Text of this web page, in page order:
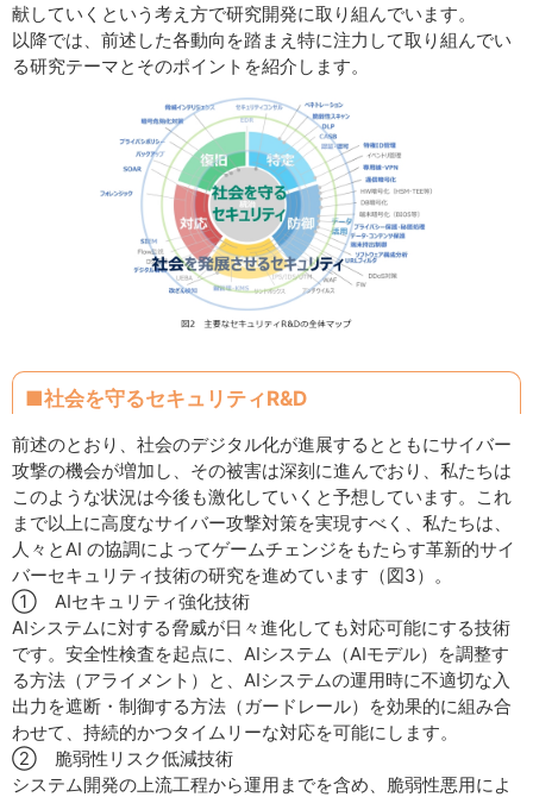
献していくという考え方で研究開発に取り組んでいます。
以降では、前述した各動向を踏まえ特に注力して取り組んでい
る研究テーマとそのポイントを紹介します。
■社会を守るセキュリティR&D
前述のとおり、社会のデジタル化が進展するとともにサイバー
攻撃の機会が増加し、その被害は深刻に進んでおり、私たちは
このような状況は今後も激化していくと予想しています。これ
まで以上に高度なサイバー攻撃対策を実現すべく、私たちは、
人々とAI の協調によってゲームチェンジをもたらす革新的サイ
バーセキュリティ技術の研究を進めています（図3）。
① AIセキュリティ強化技術
AIシステムに対する脅威が日々進化しても対応可能にする技術
です。安全性検査を起点に、AIシステム（AIモデル）を調整す
る方法（アライメント）と、AIシステムの運用時に不適切な入
出力を遮断・制御する方法（ガードレール）を効果的に組み合
わせて、持続的かつタイムリーな対応を可能にします。
② 脆弱性リスク低減技術
システム開発の上流工程から運用までを含め、脆弱性悪用によ